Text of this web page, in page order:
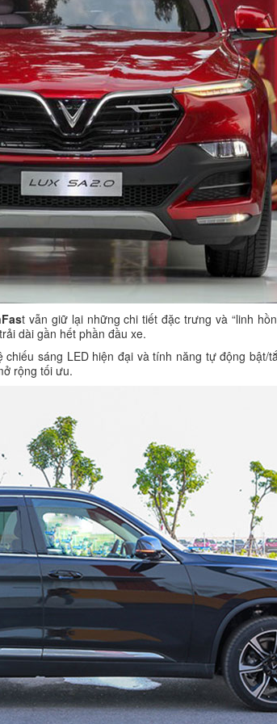
t vẫn giữ lại những chi tiết đặc trưng và “linh
dài gần hết phần đầu xe.
sáng LED hiện đại và tính năng tự động bật/
rộng tối ưu.